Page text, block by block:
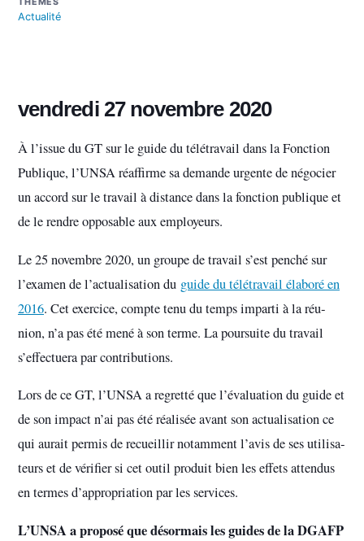
Actualité
vendredi 27 novembre 2020
À l’issue du GT sur le guide du télétravail dans la Fonction
Publique, l’UNSA réaffirme sa demande urgente de négocier
un accord sur le travail à distance dans la fonction publique et
de le rendre opposable aux employeurs.
Le 25 novem­bre 2020, un groupe de tra­vail s’est penché sur
l’examen de l’actua­li­sa­tion du guide du télé­tra­vail élaboré en
2016. Cet exer­cice, compte tenu du temps imparti à la réu­
nion, n’a pas été mené à son terme. La pour­suite du tra­vail
s’effec­tuera par contri­bu­tions.
Lors de ce GT, l’UNSA a regretté que l’évaluation du guide et
de son impact n’ai pas été réa­li­sée avant son actua­li­sa­tion ce
qui aurait permis de recueillir notam­ment l’avis de ses uti­li­sa­
teurs et de véri­fier si cet outil pro­duit bien les effets atten­dus
en termes d’appro­pria­tion par les ser­vi­ces.
L’UNSA a pro­posé que désor­mais les guides de la DGAFP